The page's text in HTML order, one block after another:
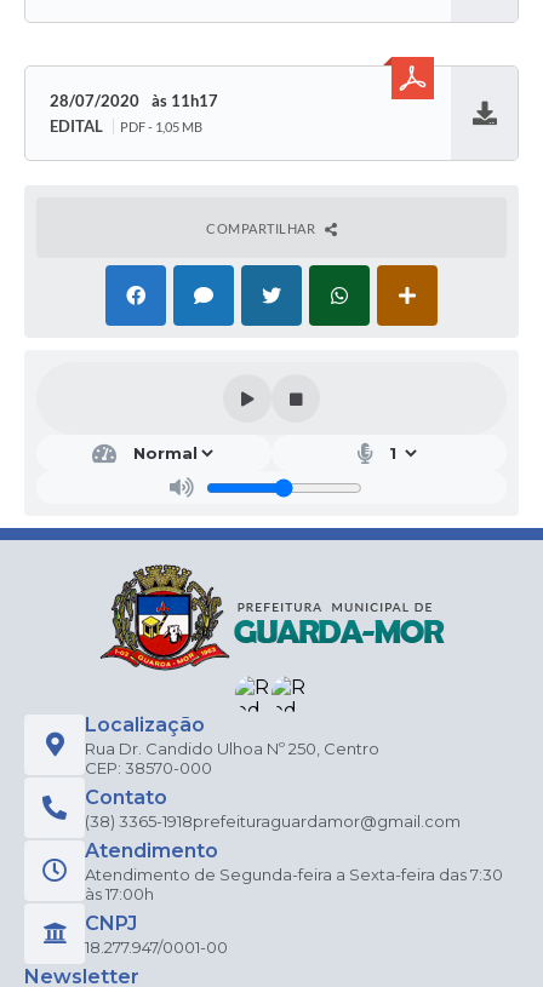
28/07/2020
11h17
EDITAL
PDF - 1,05 MB
COMPARTILHAR
Localização
Rua Dr. Candido Ulhoa Nº 250, Centro
CEP: 38570-000
Contato
(38) 3365-1918prefeituraguardamor@gmail.com
Atendimento
Atendimento de Segunda-feira a Sexta-feira das 7:30
às 17:00h
CNPJ
18.277.947/0001-00
Newsletter